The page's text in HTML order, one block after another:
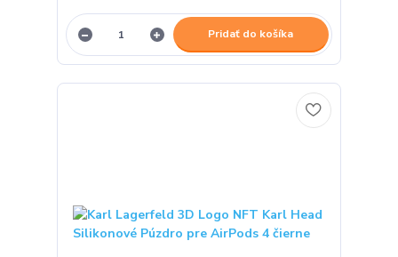
Pridať do košíka